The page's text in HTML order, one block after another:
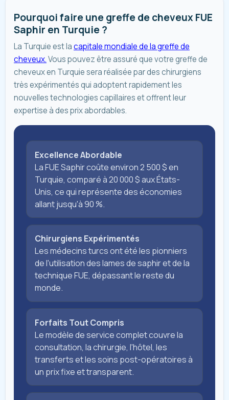
Pourquoi faire une greffe de cheveux FUE
Saphir en Turquie ?
La Turquie est lacapitale mondiale de la greffe de
cheveux.Vous pouvez être assuré que votre greffe de
cheveux en Turquie sera réalisée par des chirurgiens
très expérimentés qui adoptent rapidement les
nouvelles technologies capillaires et offrent leur
expertise à des prix abordables.
Excellence Abordable
La FUE Saphir coûte environ 2 500 $ en
Turquie, comparé à 20 000 $ aux États-
Unis, ce qui représente des économies
allant jusqu'à 90 %.
Chirurgiens Expérimentés
Les médecins turcs ont été les pionniers
de l'utilisation des lames de saphir et de la
technique FUE, dépassant le reste du
monde.
Forfaits Tout Compris
Le modèle de service complet couvre la
consultation, la chirurgie, l'hôtel, les
transferts et les soins post-opératoires à
un prix fixe et transparent.